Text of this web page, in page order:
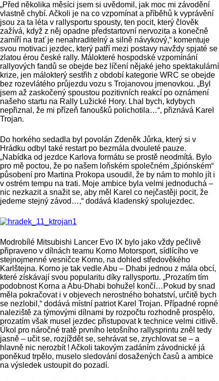
„Před několika měsíci jsem si uvědomil, jak moc mi závodění
vlastně chybí. Ačkoli je na co vzpomínat a příběhů k vyprávění
jsou za ta léta v rallysportu spousty, ten pocit, který člověk
zažívá, když z něj opadne předstartovní nervozita a konečně
zamíří na trať je nenahraditelný a silně návykový,“ komentuje
svou motivaci jezdec, který patří mezi postavy navždy spjaté se
zlatou érou české rally. Málokteré hospodské vzpomínání
rallyových fandů se obejde bez líčení nějaké jeho spektakulární
krize, jen málokterý sestřih z období kategorie WRC se obejde
bez rozevlátého průjezdu vozu s Trojanovou jmenovkou. „Byl
jsem až zaskočený spoustou pozitivních reakcí po oznámení
našeho startu na Rally Lužické Hory. Lhal bych, kdybych
nepřiznal, že mi přízeň fanoušků polichotila…“, přiznává Karel
Trojan.
Do horkého sedadla byl povolán Zdeněk Jůrka, který si v
Hrádku odbyl také restart po bezmála dvouleté pauze.
„Nabídka od jezdce Karlova formátu se prostě neodmítá. Bylo
pro mě poctou, že po našem loňském společném „špiónském“
působení pro Martina Prokopa usoudil, že by nám to mohlo jít i
v ostrém tempu na trati. Moje ambice byla velmi jednoduchá –
nic nezkazit a snažit se, aby měl Karel co nejčastěji pocit, že
jedeme stejný závod…,“ dodává kladenský spolujezdec.
Modrobílé Mitsubishi Lancer Evo IX bylo jako vždy pečlivě
připraveno v dílnách teamu Korno Motorsport, sídlícího ve
stejnojmenné vesničce Korno, na dohled středověkého
Karlštejna. Korno je tak vedle Abu – Dhabi jednou z mála obcí,
které získávají svou popularitu díky rallysportu. „Prozatím tím
podobnost Korna a Abu-Dhabi bohužel končí…Pokud by snad
měla pokračovat i v objevech nerostného bohatství, určitě bych
se nezlobil,“ dodává místní patriot Karel Trojan. Případné ropné
naleziště za týmovými dílnami by rozpočtu rozhodně prospělo,
prozatím však musel jezdec přistupovat k technice velmi citlivě.
Úkol pro náročné tratě prvního letošního rallysprintu zněl tedy
jasně – učit se, rozjíždět se, sehrávat se, zrychlovat se – a
hlavně nic nerozbít ! Ačkoli takovým zadáním závodnické já
poněkud trpělo, muselo sledování dosažených časů a ambice
na výsledek ustoupit do pozadí.